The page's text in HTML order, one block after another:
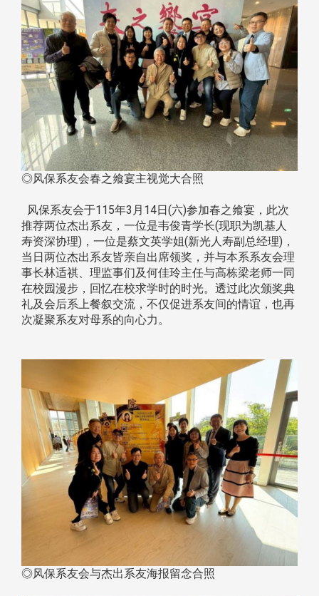
◎风保系友会春之飨宴主视觉大合照
风保系友会于115年3月14日(六)参加春之飨宴，此次
推荐两位杰出系友，一位是韦俊青学长(现职为凯基人
寿资深协理)，一位是蔡文英学姐(新光人寿副总经理)，
当日两位杰出系友皆亲自出席领奖，并与本系系友会理
事长林适祺、理监事们及何佳玲主任与高栋梁老师一同
在校园漫步，回忆在校求学时的时光。透过此次颁奖典
礼及会后系上餐叙交流，不仅促进系友间的情谊，也再
次凝聚系友对母系的向心力。
◎风保系友会与杰出系友海报留念合照